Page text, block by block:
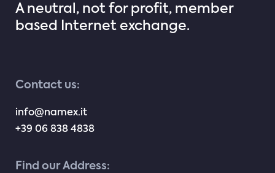
A neutral, not for profit, member
based Internet exchange.
Contact us:
info@namex.it
+39 06 838 4838
Find our Address: